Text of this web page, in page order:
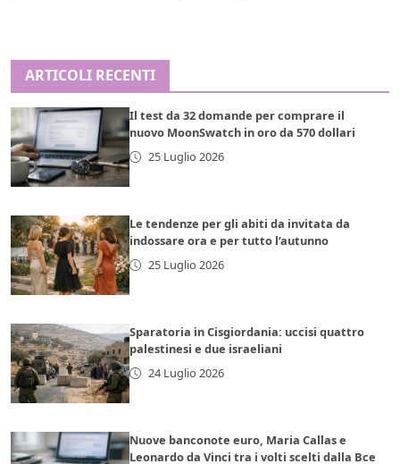
ARTICOLI RECENTI
Il test da 32 domande per comprare il
nuovo MoonSwatch in oro da 570 dollari
25 Luglio 2026
Le tendenze per gli abiti da invitata da
indossare ora e per tutto l’autunno
25 Luglio 2026
Sparatoria in Cisgiordania: uccisi quattro
palestinesi e due israeliani
24 Luglio 2026
Nuove banconote euro, Maria Callas e
Leonardo da Vinci tra i volti scelti dalla Bce